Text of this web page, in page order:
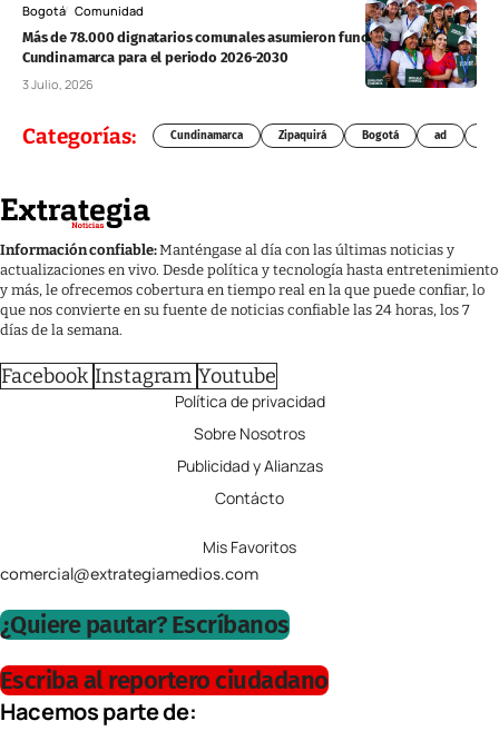
Bogotá Comunidad
Más de 78.000 dignatarios comunales asumieron funciones en
Cundinamarca para el periodo 2026-2030
3 Julio, 2026
Categorías: Cundinamarca Zipaquirá Bogotá ad
Información confiable:Manténgase al día con las últimas noticias y
actualizaciones en vivo. Desde política y tecnología hasta entretenimiento
y más, le ofrecemos cobertura en tiempo real en la que puede confiar, lo
que nos convierte en su fuente de noticias confiable las 24 horas, los 7
días de la semana.
Facebook Instagram Youtube
Política de privacidad
Sobre Nosotros
Publicidad y Alianzas
Contácto
Mis Favoritos
comercial@extrategiamedios.com
¿Quiere pautar? Escríbanos
Escriba al reportero ciudadano
Hacemos parte de: